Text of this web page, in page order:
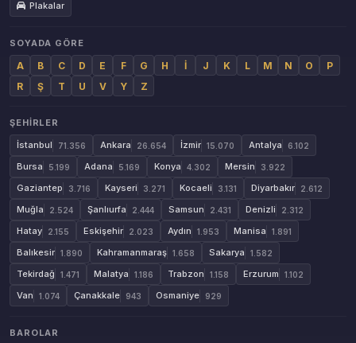
Plakalar
SOYADA GÖRE
A B C D E F G H İ J K L M N O
P
R
Ş T U V Y Z
ŞEHIRLER
İstanbul
71.356 Ankara 26.654 İzmir 15.070 Antalya 6.102
Bursa 5.199 Adana 5.169 Konya 4.302 Mersin 3.922
Gaziantep 3.716 Kayseri 3.271 Kocaeli 3.131 Diyarbakır 2.612
Muğla 2.524 Şanlıurfa 2.444 Samsun 2.431 Denizli 2.312
Hatay 2.155 Eskişehir 2.023 Aydın 1.953 Manisa 1.891
Balıkesir 1.890 Kahramanmaraş 1.658 Sakarya 1.582
Tekirdağ 1.471 Malatya 1.186 Trabzon 1.158 Erzurum 1.102
Van 1.074 Çanakkale 943 Osmaniye 929
BAROLAR